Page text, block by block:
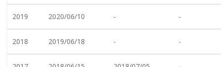
2019 2020/06/10 - -
2018 2019/06/18 - -